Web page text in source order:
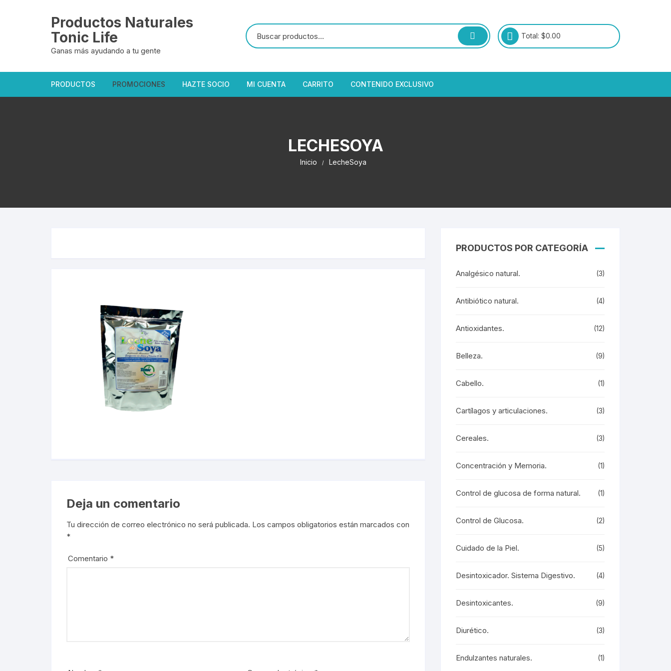
Productos Naturales
Tonic Life
Ganas más ayudando a tu gente
Total: $0.00
PRODUCTOS PROMOCIONES HAZTE SOCIO MI CUENTA CARRITO CONTENIDO EXCLUSIVO
LECHESOYA
Inicio LecheSoya
Deja un comentario
Tu dirección de correo electrónico no será publicada. Los campos obligatorios están marcados con
*
Comentario *
PRODUCTOS POR CATEGORÍA
Analgésico natural. (3)
Antibiótico natural. (4)
Antioxidantes. (12)
Belleza. (9)
Cabello. (1)
Cartílagos y articulaciones. (3)
Cereales. (3)
Concentración y Memoria. (1)
Control de glucosa de forma natural. (1)
Control de Glucosa. (2)
Cuidado de la Piel. (5)
Desintoxicador. Sistema Digestivo. (4)
Desintoxicantes. (9)
Diurético. (3)
Endulzantes naturales. (1)